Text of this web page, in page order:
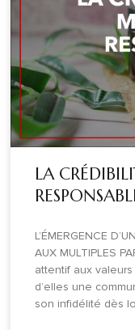
LA
L’ÉMERGENCE
AUX MULTIPLES
attentif aux
d’elles une
son infidélité dès